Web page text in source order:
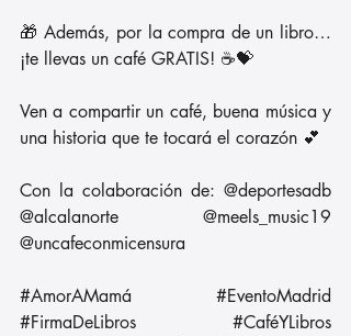
🎁 Además, por la compra de un libro…
¡te llevas un café GRATIS! ☕💝
Ven a compartir un café, buena música y
una historia que te tocará el corazón 💕
Con la colaboración de: @deportesadb
@alcalanorte @meels_music19
@uncafeconmicensura
#AmorAMamá
#EventoMadrid
#FirmaDeLibros
#CaféYLibros